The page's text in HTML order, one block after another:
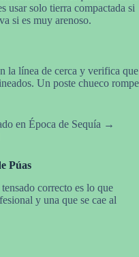
usar solo tierra compactada si
si es muy arenoso.
la línea de cerca y verifica que
Un poste chueco rompe
en Época de Sequía →
Púas
correcto es lo que
y una que se cae al